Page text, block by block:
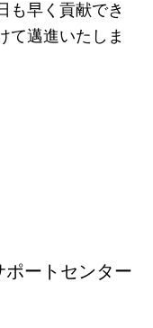
も早く貢献でき
て邁進いたしま
ポートセンター